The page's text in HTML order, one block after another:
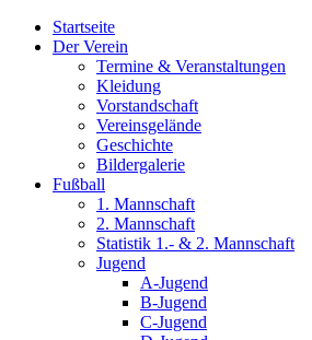
Startseite
Der Verein
Termine & Veranstaltungen
Kleidung
Vorstandschaft
Vereinsgelände
Geschichte
Bildergalerie
Fußball
1. Mannschaft
2. Mannschaft
Statistik 1.- & 2. Mannschaft
Jugend
A-Jugend
B-Jugend
C-Jugend